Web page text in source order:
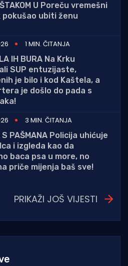
ŠTAKOM U Poreču vremešni
pokušao ubiti ženu
1 MIN. ČITANJA
IH BURA Na Krku
SUP entuzijaste,
je bilo i kod Kaštela, a
je došlo do pada s
3 MIN. ČITANJA
S PAŠMANA Policija uhićuje
i izgleda kao da
baca psa u more, no
priče mijenja baš sve!
PRIKAŽI JOŠ VIJESTI